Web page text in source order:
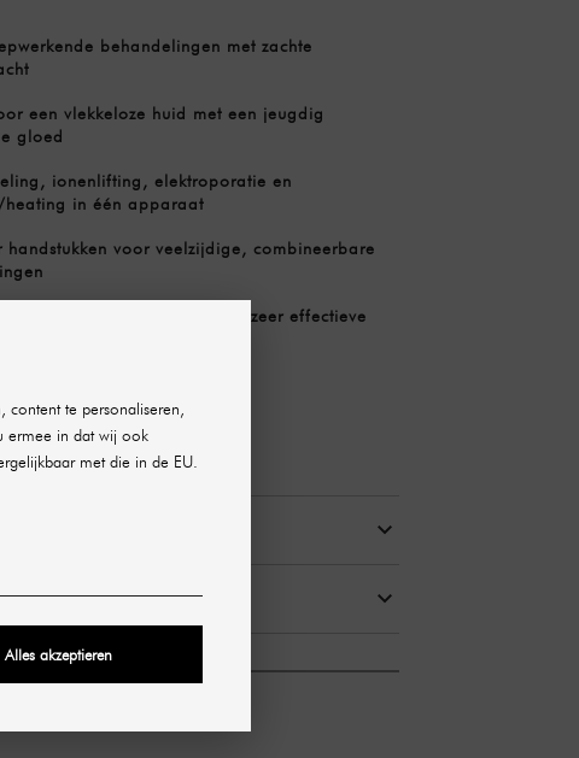
behandelingen met zachte
een vlekkeloze huid met een jeugdig
gloed
ionenlifting, elektroporatie en
in één apparaat
handstukken voor veelzijdige, combineerbare
behandelingsvloeistoffen met zeer effectieve
Aquapure
BEVAT
te personaliseren,
ermee in dat wij ook
met die in de EU.
Alles akzeptieren